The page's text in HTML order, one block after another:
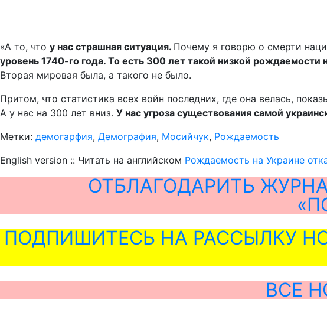
«А то, что у нас страшная ситуация. Почему я говорю о смерти
уровень 1740-го года. То есть 300 лет такой низкой рождаемости
Вторая мировая была, а такого не было.
Притом, что статистика всех войн последних, где она велась,
А у нас на 300 лет вниз. У нас угроза существования самой
Метки: демогарфия, Демография, Мосийчук, Рождаемость
English version :: Читать на английском Рождаемость на Украине
ОТБЛАГОДАРИТЬ
ПОДПИШИТЕСЬ НА РАССЫЛКУ
ВСЕ